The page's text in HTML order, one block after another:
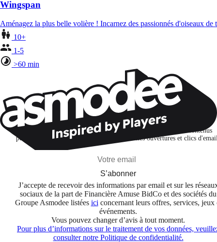
Wingspan
Aménagez la plus belle volière ! Incarnez des passionnés d'oiseaux
10+
1-5
>60 min
Restons connectés !
Je m'abonne pour découvrir des jeux, des nouveautés et des contenus
personnalisés selon mes centres d'intérêt et mes ouvertures et clics
S’abonner
J’accepte de recevoir des informations par email et sur les
sociaux de la part de Financière Amuse BidCo et des sociétés du
Groupe Asmodee listées ici concernant leurs offres, services, jeux
événements.
Vous pouvez changer d’avis à tout moment.
Pour plus d’informations sur le traitement de vos données,
consulter notre Politique de confidentialité.